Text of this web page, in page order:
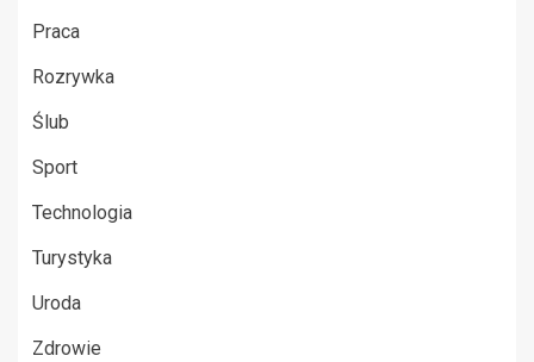
Praca
Rozrywka
Ślub
Sport
Technologia
Turystyka
Uroda
Zdrowie